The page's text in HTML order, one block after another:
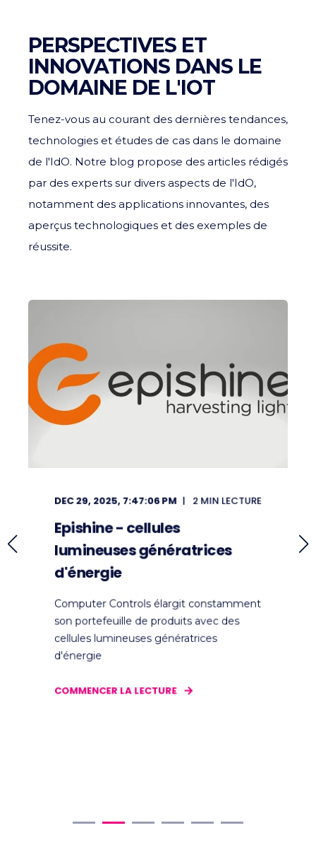
PERSPECTIVES ET
INNOVATIONS DANS LE
DOMAINE DE L'IOT
Tenez-vous au courant des dernières tendances,
technologies et études de cas dans le domaine
de l'IdO. Notre blog propose des articles rédigés
par des experts sur divers aspects de l'IdO,
notamment des applications innovantes, des
aperçus technologiques et des exemples de
réussite.
DEC 29, 2025, 7:47:06 PM 2 MIN LECTURE
Epishine - cellules
lumineuses génératrices
d'énergie
Computer Controls élargit constamment
son portefeuille de produits avec des
cellules lumineuses génératrices
d'énergie
COMMENCER LA LECTURE